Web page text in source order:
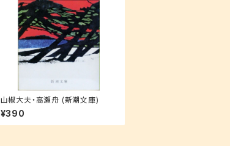
山椒大夫・高瀬舟 (新潮文庫)
¥390